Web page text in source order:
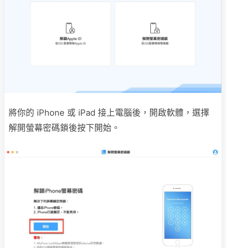
將你的 iPhone 或 iPad 接上電腦後，開啟軟體，選擇
解開螢幕密碼鎖後按下開始。